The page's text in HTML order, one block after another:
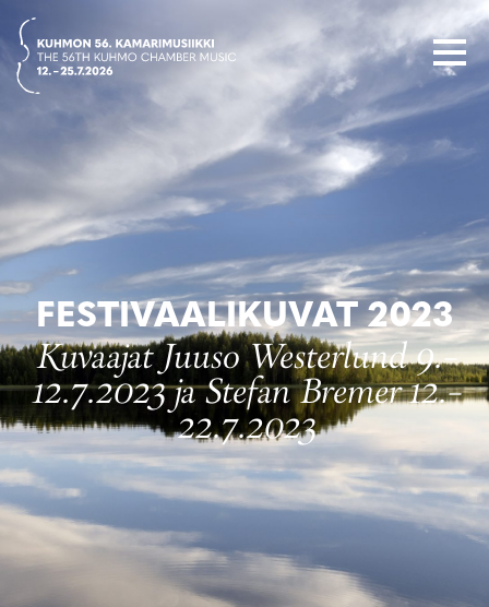
Siirry
suoraan
sisältöön
FESTIVAALIKUVAT 2023
Kuvaajat Juuso Westerlund 9.–
12.7.2023 ja Stefan Bremer 12.–
22.7.2023